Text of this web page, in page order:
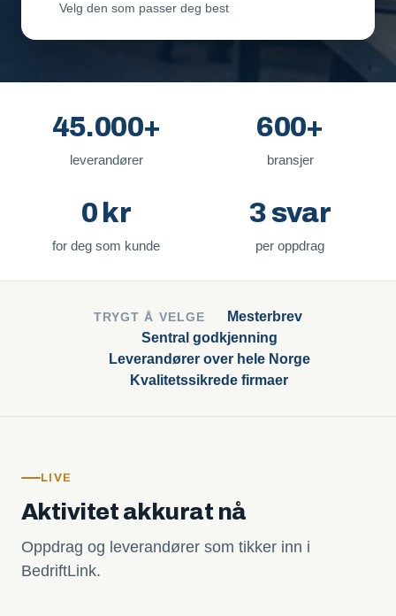
Velg den som passer deg best
45.000+
leverandører
600+
bransjer
0 kr
for deg som kunde
3 svar
per oppdrag
TRYGT Å VELGE
Mesterbrev
Sentral godkjenning
Leverandører over hele Norge
Kvalitetssikrede firmaer
LIVE
Aktivitet akkurat nå
Oppdrag og leverandører som tikker inn i
BedriftLink.